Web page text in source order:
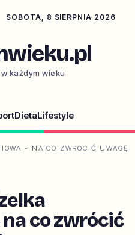
SOBOTA, 8 SIERPNIA 2026
każdym wieku
DietaLifestyle
- NA CO ZWRÓCIĆ UWAGĘ
co zwrócić